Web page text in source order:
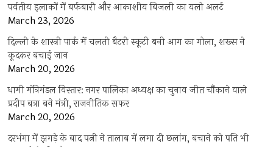
पर्वतीय इलाकों में बर्फबारी और आकाशीय बिजली का यलो अलर्ट
March 23, 2026
दिल्ली के शास्त्री पार्क में चलती बैटरी स्कूटी बनी आग का गोला, शख्स ने
कूदकर बचाई जान
March 20, 2026
धामी मंत्रिमंडल विस्तार: नगर पालिका अध्यक्ष का चुनाव जीत चौंकाने वाले
प्रदीप बत्रा बने मंत्री, राजनीतिक सफर
March 20, 2026
दरभंगा में झगड़े के बाद पत्नी ने तालाब में लगा दी छलांग, बचाने को पति भी